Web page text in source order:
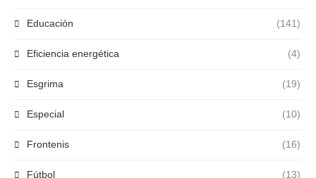
Educación (141)
Eficiencia energética (4)
Esgrima (19)
Especial (10)
Frontenis (16)
Fútbol (13)